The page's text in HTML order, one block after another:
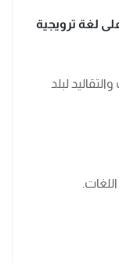
لغة ترويجية
لبلد